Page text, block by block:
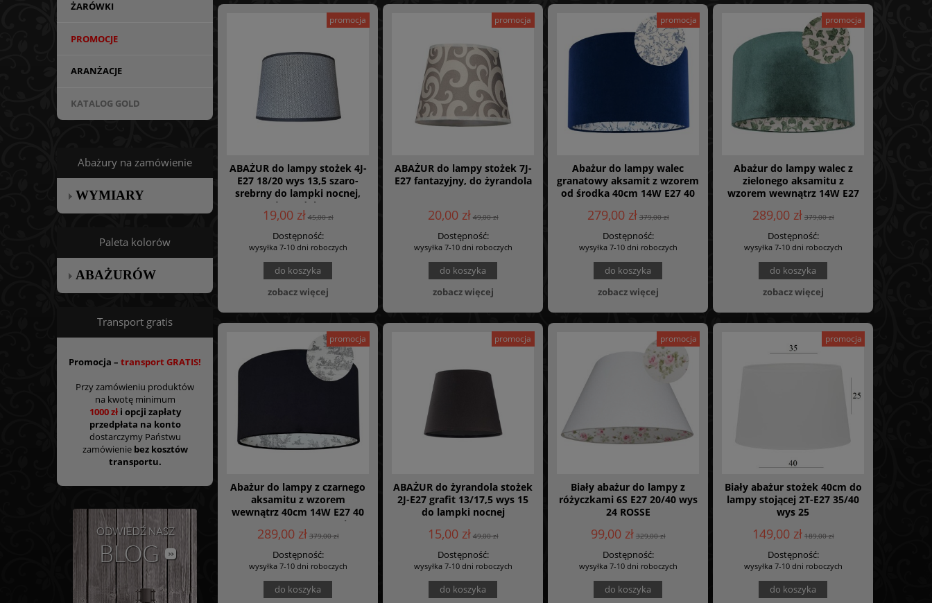
ŻARÓWKI
PROMOCJE
ARANŻACJE
KATALOG GOLD
Abażury na zamówienie
WYMIARY
Paleta kolorów
ABAŻURÓW
Transport gratis
Promocja – transport GRATIS!
Przy zamówieniu produktów
na kwotę minimum
1000 złi opcji zapłaty
przedpłata na konto
dostarczymy Państwu
zamówienie bez kosztów
transportu.
ABAŻUR do lampy stożek 4J-
E27 18/20 wys 13,5 szaro-
srebrny do lampki nocnej,
żyrandola
19,00 zł 45,00 zł
Dostępność:
wysyłka 7-10 dni roboczych
do koszyka
zobacz więcej
promocja
ABAŻUR do lampy stożek 7J-
E27 fantazyjny, do żyrandola
20,00 zł 49,00 zł
Dostępność:
wysyłka 7-10 dni roboczych
do koszyka
zobacz więcej
promocja
Abażur do lampy walec
granatowy aksamit z wzorem
od środka 40cm 14W E27 40
279,00 zł 379,00 zł
Dostępność:
wysyłka 7-10 dni roboczych
do koszyka
zobacz więcej
promocja
Abażur do lampy walec z
zielonego aksamitu z
wzorem wewnątrz 14W E27
289,00 zł 379,00 zł
Dostępność:
wysyłka 7-10 dni roboczych
do koszyka
zobacz więcej
promocja
Abażur do lampy z czarnego
aksamitu z wzorem
wewnątrz 40cm 14W E27 40
wys 25 TOILE 007 premium
289,00 zł 379,00 zł
Dostępność:
wysyłka 7-10 dni roboczych
do koszyka
promocja
ABAŻUR do żyrandola stożek
2J-E27 grafit 13/17,5 wys 15
do lampki nocnej
15,00 zł 49,00 zł
Dostępność:
wysyłka 7-10 dni roboczych
do koszyka
promocja
Biały abażur do lampy z
różyczkami 6S E27 20/40 wys
24 ROSSE
99,00 zł 329,00 zł
Dostępność:
wysyłka 7-10 dni roboczych
do koszyka
promocja
Biały abażur stożek 40cm do
lampy stojącej 2T-E27 35/40
wys 25
149,00 zł 189,00 zł
Dostępność:
wysyłka 7-10 dni roboczych
do koszyka
promocja